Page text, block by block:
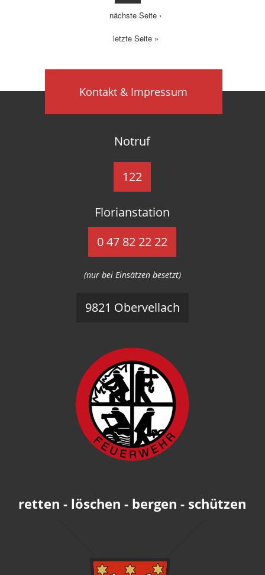
nächste Seite ›
letzte Seite »
Kontakt & Impressum
Notruf
122
Florianstation
0 47 82 22 22
(nur bei Einsätzen besetzt)
9821 Obervellach
retten - löschen - bergen - schützen